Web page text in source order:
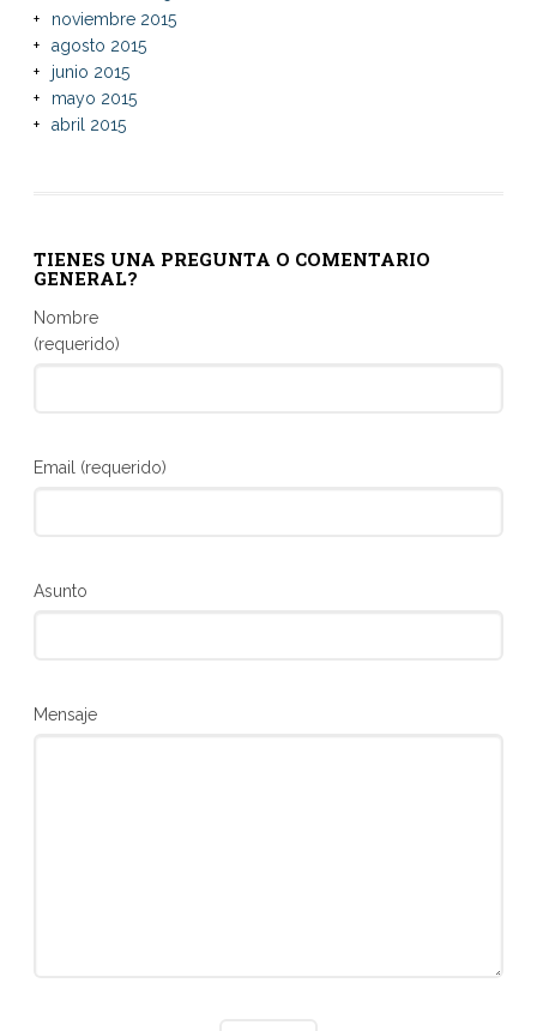
noviembre 2015
agosto 2015
junio 2015
mayo 2015
abril 2015
TIENES UNA PREGUNTA O COMENTARIO
GENERAL?
Nombre
(requerido)
Email (requerido)
Asunto
Mensaje